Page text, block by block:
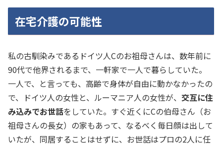
在宅介護の可能性
私の古馴染みであるドイツ人Cのお祖母さんは、数年前に
90代で他界されるまで、一軒家で一人で暮らしていた。
一人で、と言っても、高齢で身体が自由に動かなかったの
で、ドイツ人の女性と、ルーマニア人の女性が、 交互に住
み込みでお世話をしていた。すぐ近くにCの伯母さん（お
祖母さんの長女）の家もあって、なるべく毎日顔は出して
いたが、同居することはせずに、お世話はプロの2人に任